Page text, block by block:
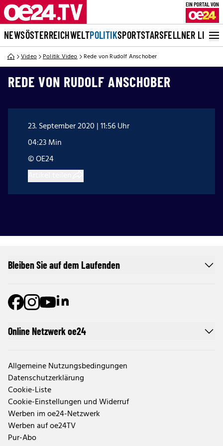
NEWSÖSTERREICHWELTPOLITIKSPORTSTARSFELLNER LIVE
Video Politik Video Rede von Rudolf Anschober
REDE VON RUDOLF ANSCHOBER
23. September 2020 | 11:56 Uhr
04:23 Min
© OE24
Online Netzwerk oe24
Allgemeine Nutzungsbedingungen
Datenschutzerklärung
Cookie-Liste
Cookie-Einstellungen und Widerruf
Werben im oe24-Netzwerk
Werben auf oe24TV
Pur-Abo
Bleiben Sie auf dem Laufenden